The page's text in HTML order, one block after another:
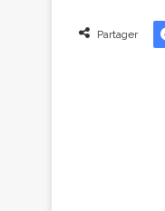
Partager